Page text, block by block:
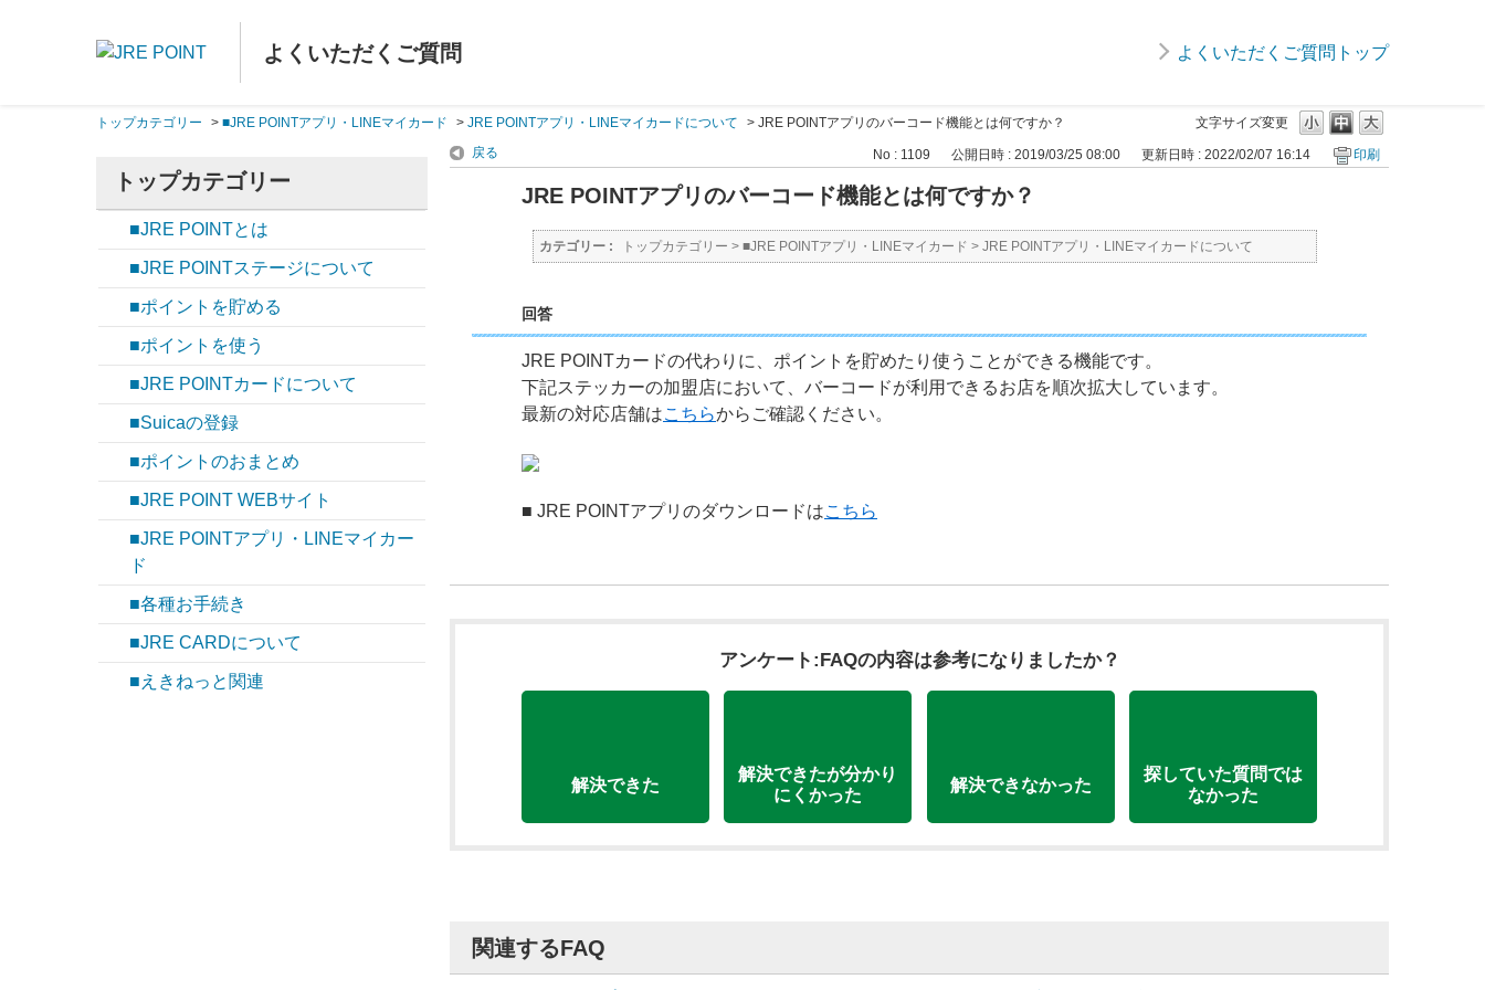
よくいただくご質問 よくいただくご質問トップ
文字サイズ変更
トップカテゴリー > ■JRE POINTアプリ・LINEマイカード > JRE POINTアプリ・LINEマイカードについて > JRE POINTアプリのバーコード機能とは何ですか？
トップカテゴリー
■JRE POINTとは
■JRE POINTステージについて
■ポイントを貯める
■ポイントを使う
■JRE POINTカードについて
■Suicaの登録
■ポイントのおまとめ
■JRE POINT WEBサイト
■JRE POINTアプリ・LINEマイカー
ド
■各種お手続き
■JRE CARDについて
■えきねっと関連
戻る No : 1109 公開日時 : 2019/03/25 08:00 更新日時 : 2022/02/07 16:14 印刷
JRE POINTアプリのバーコード機能とは何ですか？
カテゴリー : トップカテゴリー > ■JRE POINTアプリ・LINEマイカード > JRE POINTアプリ・LINEマイカードについて
回答
JRE POINTカードの代わりに、ポイントを貯めたり使うことができる機能です。
下記ステッカーの加盟店において、バーコードが利用できるお店を順次拡大しています。
最新の対応店舗はこちらからご確認ください。
■ JRE POINTアプリのダウンロードはこちら
アンケート:FAQの内容は参考になりましたか？
解決できた
解決できたが分かり
にくかった
解決できなかった
探していた質問では
なかった
関連するFAQ